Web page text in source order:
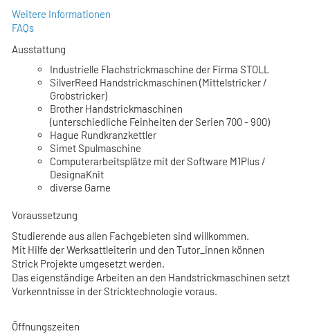
Weitere Informationen
FAQs
Ausstattung
Industrielle Flachstrickmaschine der Firma STOLL
SilverReed Handstrickmaschinen (Mittelstricker /
Grobstricker)
Brother Handstrickmaschinen
(unterschiedliche Feinheiten der Serien 700 - 900)
Hague Rundkranzkettler
Simet Spulmaschine
Computerarbeitsplätze mit der Software M1Plus /
DesignaKnit
diverse Garne
Voraussetzung
Studierende aus allen Fachgebieten sind willkommen.
Mit Hilfe der Werksattleiterin und den Tutor_innen können
Strick Projekte umgesetzt werden.
Das eigenständige Arbeiten an den Handstrickmaschinen setzt
Vorkenntnisse in der Stricktechnologie voraus.
Öffnungszeiten